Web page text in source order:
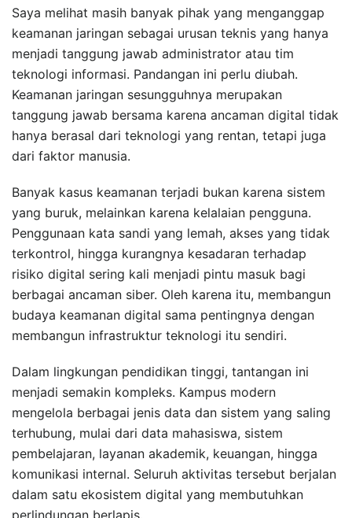
Saya melihat masih banyak pihak yang menganggap
keamanan jaringan sebagai urusan teknis yang hanya
menjadi tanggung jawab administrator atau tim
teknologi informasi. Pandangan ini perlu diubah.
Keamanan jaringan sesungguhnya merupakan
tanggung jawab bersama karena ancaman digital tidak
hanya berasal dari teknologi yang rentan, tetapi juga
dari faktor manusia.
Banyak kasus keamanan terjadi bukan karena sistem
yang buruk, melainkan karena kelalaian pengguna.
Penggunaan kata sandi yang lemah, akses yang tidak
terkontrol, hingga kurangnya kesadaran terhadap
risiko digital sering kali menjadi pintu masuk bagi
berbagai ancaman siber. Oleh karena itu, membangun
budaya keamanan digital sama pentingnya dengan
membangun infrastruktur teknologi itu sendiri.
Dalam lingkungan pendidikan tinggi, tantangan ini
menjadi semakin kompleks. Kampus modern
mengelola berbagai jenis data dan sistem yang saling
terhubung, mulai dari data mahasiswa, sistem
pembelajaran, layanan akademik, keuangan, hingga
komunikasi internal. Seluruh aktivitas tersebut berjalan
dalam satu ekosistem digital yang membutuhkan
perlindungan berlapis.